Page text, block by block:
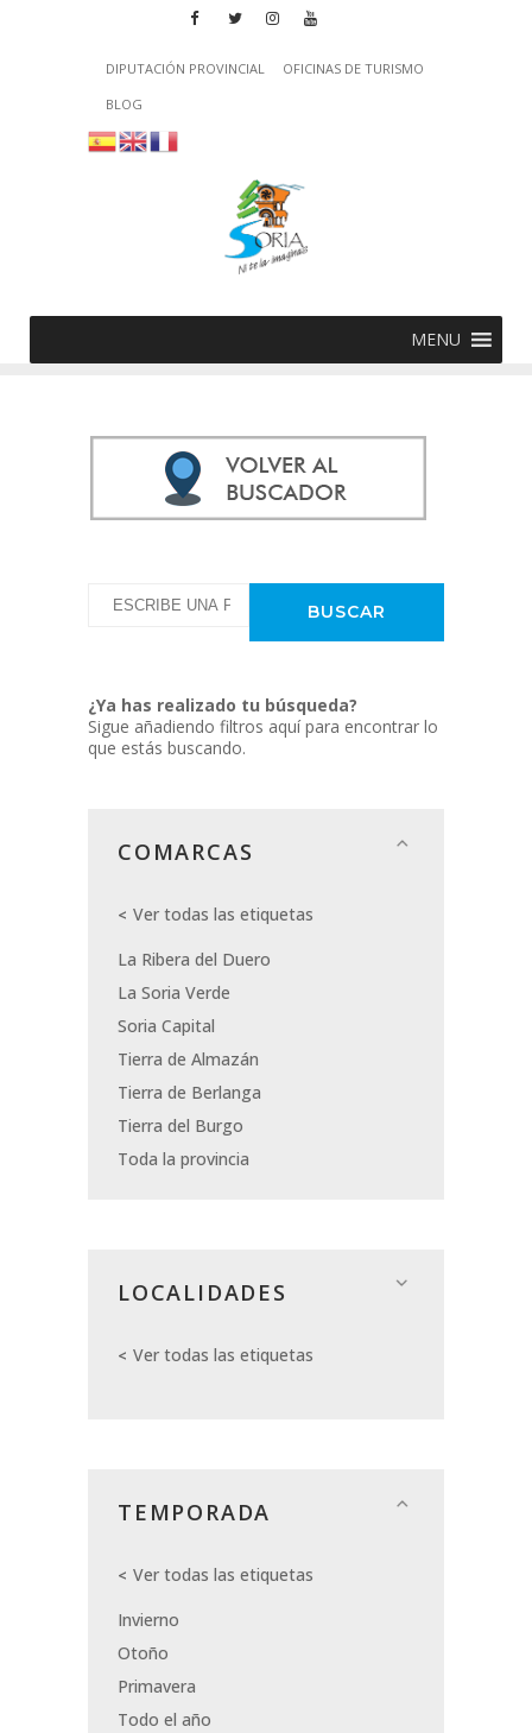
DIPUTACIÓN PROVINCIAL
OFICINAS DE TURISMO
BLOG
MENU
¿Ya has realizado tu búsqueda?
Sigue añadiendo filtros aquí para encontrar lo
que estás buscando.
COMARCAS
Ver todas las etiquetas
La Ribera del Duero
La Soria Verde
Soria Capital
Tierra de Almazán
Tierra de Berlanga
Tierra del Burgo
Toda la provincia
LOCALIDADES
Ver todas las etiquetas
TEMPORADA
Ver todas las etiquetas
Invierno
Otoño
Primavera
Todo el año